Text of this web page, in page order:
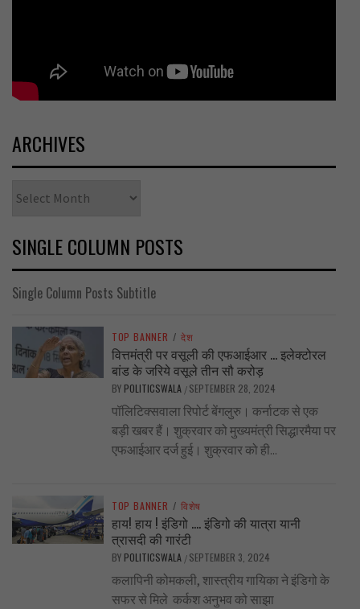
ARCHIVES
SINGLE COLUMN POSTS
Single Column Posts Subtitle
TOP BANNER / देश
वित्तमंत्री पर वसूली की एफआईआर … इलेक्टोरल
बांड के जरिये वसूले तीन सौ करोड़
BY POLITICSWALA / SEPTEMBER 28, 2024
पॉलिटिक्सवाला रिपोर्ट बेंगलुरु। कर्नाटक से एक
बड़ी खबर हैं। शुक्रवार को मुख्यमंत्री सिद्धारमैया पर
एफआईआर दर्ज हुई। शुक्रवार को ही...
TOP BANNER / विशेष
हाय! हाय ! इंडिगो …. इंडिगो की यात्रा यानी
त्रासदी की गारंटी
BY POLITICSWALA / SEPTEMBER 3, 2024
कलापिनी कोमकली, शास्त्रीय गायिका ने इंडिगो के
सफर से मिले कर्कश अनुभव को साझा